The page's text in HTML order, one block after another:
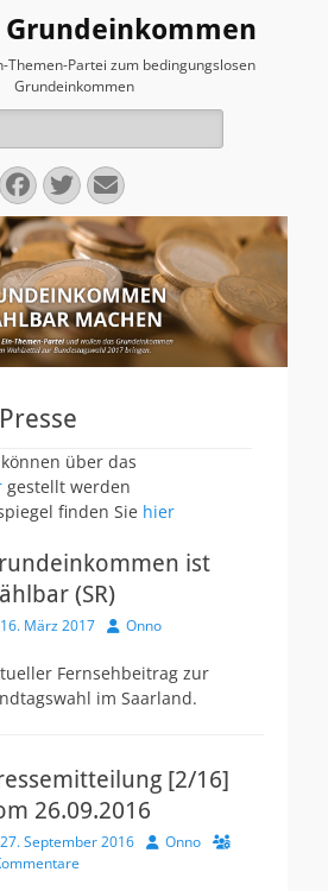
Grundeinkommen
Themen-Partei zum bedingungslosen
Grundeinkommen
Facebook
Twitter
E-
Mail
Presse
über das
gestellt werden
finden Sie hier
ist
(SR)
16. März 2017 A
t
r
Onno
Fernsehbeitrag zur
im Saarland.
[2/16]
26.09.2016
27. September 2016 A Onno